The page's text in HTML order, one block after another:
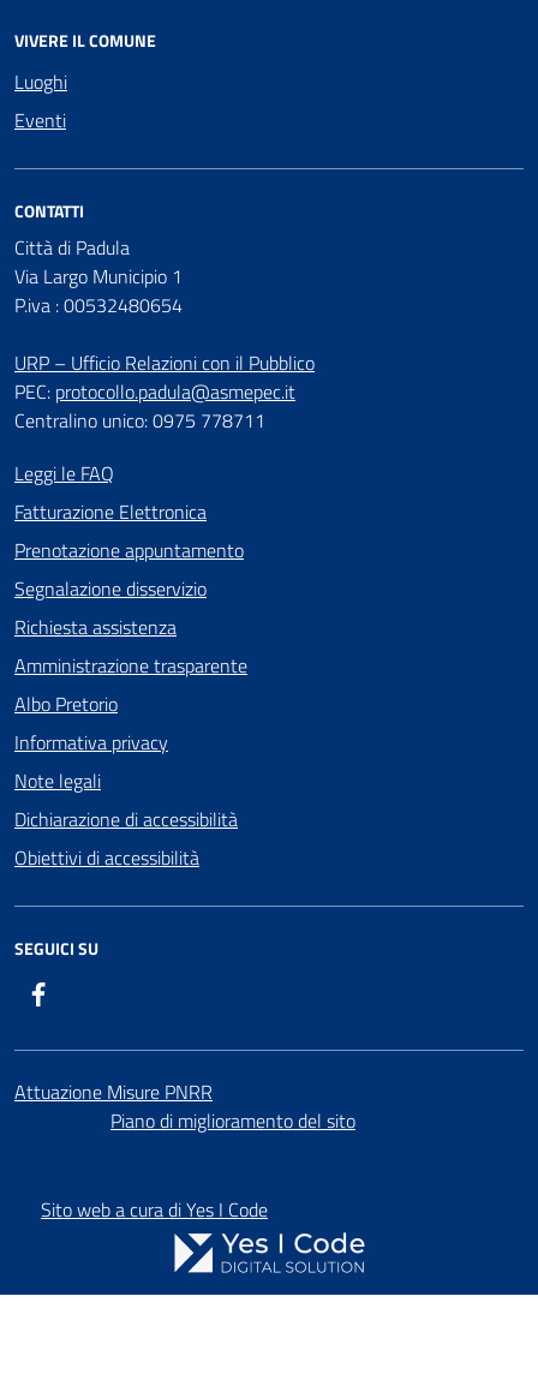
VIVERE IL COMUNE
Luoghi
Eventi
CONTATTI
Città di Padula
Via Largo Municipio 1
P.iva : 00532480654
URP – Ufficio Relazioni con il Pubblico
PEC: protocollo.padula@asmepec.it
Centralino unico: 0975 778711
Leggi le FAQ
Fatturazione Elettronica
Prenotazione appuntamento
Segnalazione disservizio
Richiesta assistenza
Amministrazione trasparente
Albo Pretorio
Informativa privacy
Note legali
Dichiarazione di accessibilità
Obiettivi di accessibilità
SEGUICI SU
Attuazione Misure PNRR
Piano di miglioramento del sito
Sito web a cura di Yes I Code